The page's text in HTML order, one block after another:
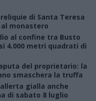
di Santa Teresa
monastero
al confine tra Busto
4.000 metri quadrati di
del proprietario: la
smaschera la truffa
gialla anche
di sabato 8 luglio